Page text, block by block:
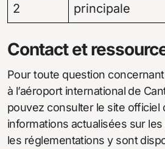
2
principale
Contact et
Pour toute question
à l’aéroport international de
pouvez consulter le site officiel
informations actualisées sur
les réglementations y sont